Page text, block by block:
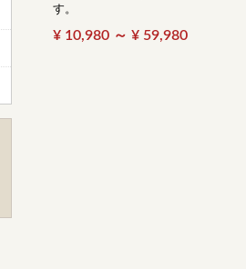
す。
¥ 10,980 ～ ¥ 59,980